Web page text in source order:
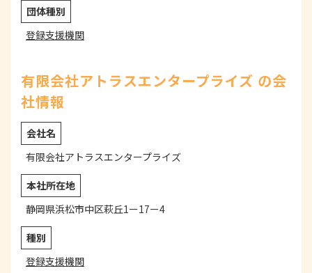
団体種別
登録支援機関
有限会社アトラスエンタープライズ の会
社情報
会社名
有限会社アトラスエンタープライズ
本社所在地
静岡県浜松市中区萩丘1ー17ー4
種別
登録支援機関